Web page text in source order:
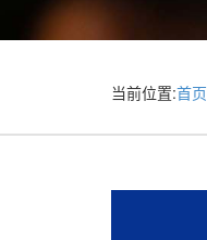
当前位置:首页